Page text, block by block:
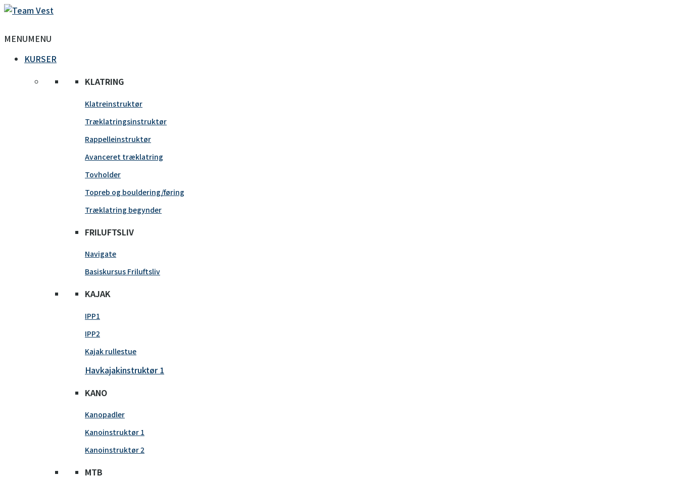
MENUMENU
KURSER
KLATRING
Klatreinstruktør
Træklatringsinstruktør
Rappelleinstruktør
Avanceret træklatring
Tovholder
Topreb og bouldering/føring
Træklatring begynder
FRILUFTSLIV
Navigate
Basiskursus Friluftsliv
KAJAK
IPP1
IPP2
Kajak rullestue
Havkajakinstruktør 1
KANO
Kanopadler
Kanoinstruktør 1
Kanoinstruktør 2
MTB